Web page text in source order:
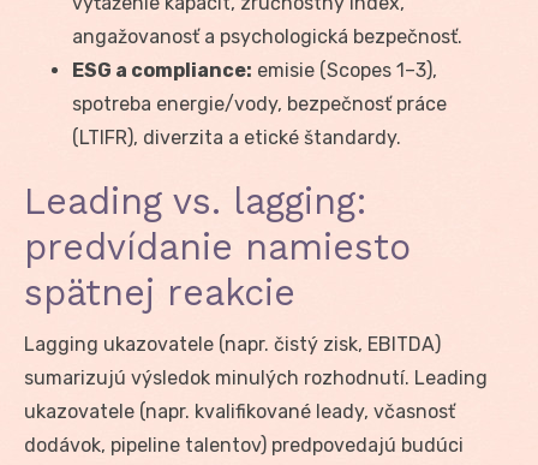
angažovanosť a psychologická bezpečnosť.
ESG a compliance: emisie (Scopes 1–3),
spotreba energie/vody, bezpečnosť práce
(LTIFR), diverzita a etické štandardy.
Leading vs. lagging:
predvídanie namiesto
spätnej reakcie
Lagging ukazovatele (napr. čistý zisk, EBITDA)
sumarizujú výsledok minulých rozhodnutí. Leading
ukazovatele (napr. kvalifikované leady, včasnosť
dodávok, pipeline talentov) predpovedajú budúci